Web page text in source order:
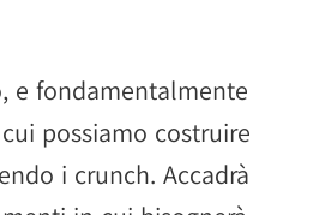
e fondamentalmente
possiamo costruire
i crunch. Accadrà